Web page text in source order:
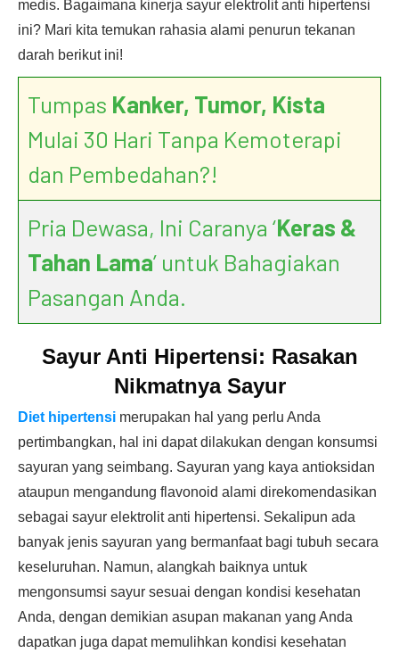
medis. Bagaimana kinerja sayur elektrolit anti hipertensi
ini? Mari kita temukan rahasia alami penurun tekanan
darah berikut ini!
Tumpas Kanker, Tumor, Kista
Mulai 30 Hari Tanpa Kemoterapi
dan Pembedahan?!
Pria Dewasa, Ini Caranya ‘Keras &
Tahan Lama’ untuk Bahagiakan
Pasangan Anda.
Sayur Anti Hipertensi: Rasakan
Nikmatnya Sayur
Diet hipertensi merupakan hal yang perlu Anda
pertimbangkan, hal ini dapat dilakukan dengan konsumsi
sayuran yang seimbang. Sayuran yang kaya antioksidan
ataupun mengandung flavonoid alami direkomendasikan
sebagai sayur elektrolit anti hipertensi. Sekalipun ada
banyak jenis sayuran yang bermanfaat bagi tubuh secara
keseluruhan. Namun, alangkah baiknya untuk
mengonsumsi sayur sesuai dengan kondisi kesehatan
Anda, dengan demikian asupan makanan yang Anda
dapatkan juga dapat memulihkan kondisi kesehatan